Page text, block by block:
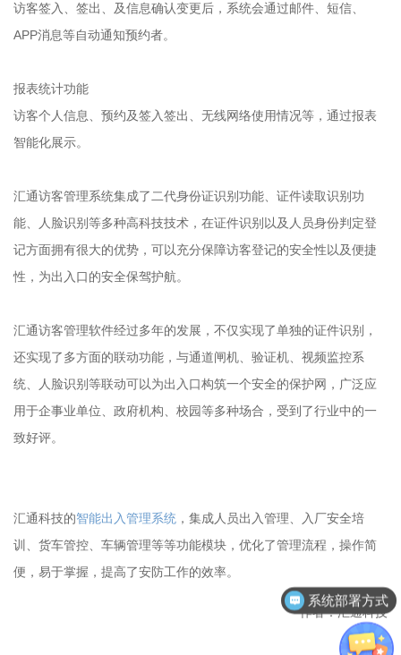
访客签入、签出、及信息确认变更后，系统会通过邮件、短信、
APP消息等自动通知预约者。
报表统计功能
访客个人信息、预约及签入签出、无线网络使用情况等，通过报表
智能化展示。
汇通访客管理系统集成了二代身份证识别功能、证件读取识别功
能、人脸识别等多种高科技技术，在证件识别以及人员身份判定登
记方面拥有很大的优势，可以充分保障访客登记的安全性以及便捷
性，为出入口的安全保驾护航。
汇通访客管理软件经过多年的发展，不仅实现了单独的证件识别，
还实现了多方面的联动功能，与通道闸机、验证机、视频监控系
统、人脸识别等联动可以为出入口构筑一个安全的保护网，广泛应
用于企事业单位、政府机构、校园等多种场合，受到了行业中的一
致好评。
汇通科技的智能出入管理系统 ，集成人员出入管理、入厂安全培
训、货车管控、车辆管理等等功能模块，优化了管理流程，操作简
便，易于掌握，提高了安防工作的效率。
作者：汇通科技
系统部署方式